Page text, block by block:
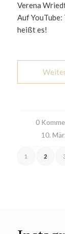
Verena
Auf YouTube:
heißt es!
0
/
10.
1 2